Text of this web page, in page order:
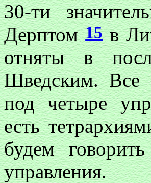
30-ти
Дерптом15в
отняты в
Шведским. Все
под четыре
есть
будем
управления.